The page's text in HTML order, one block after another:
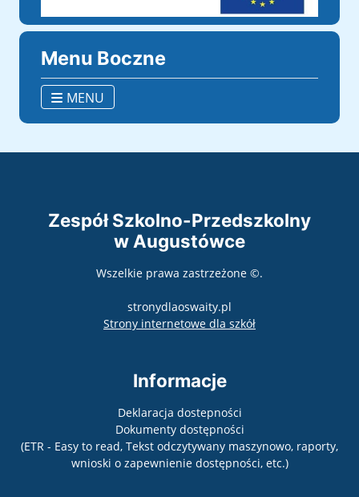
Menu Boczne
MENU
Zespół Szkolno-Przedszkolny
w Augustówce
Wszelkie prawa zastrzeżone ©.
stronydlaoswaity.pl
Strony internetowe dla szkółotwiera się w
Informacje
Deklaracja dostepności
Dokumenty dostępności
(ETR - Easy to read, Tekst odczytywany maszynowo, raporty,
wnioski o zapewnienie dostępności, etc.)